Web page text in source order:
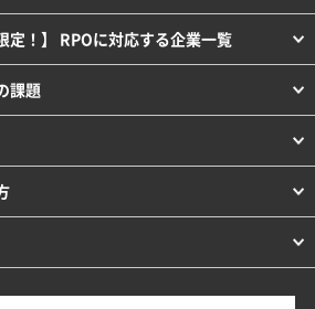
定！】 RPOに対応する企業一覧
課題